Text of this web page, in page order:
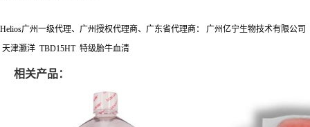
Helios广州一级代理、广州授权代理商、广东省代理商： 广州亿宁生物技术有限公司
天津灏洋 TBD15HT 特级胎牛血清
相关产品：